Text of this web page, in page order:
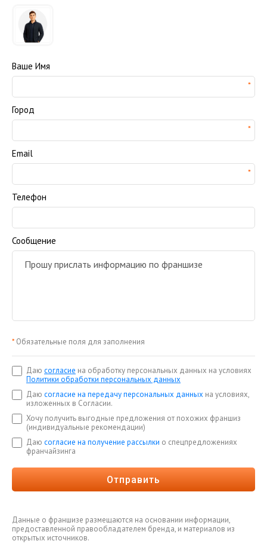
Ваше Имя
Город
Email
Телефон
Сообщение
* Обязательные поля для заполнения
Даю согласие на обработку персональных данных на условиях
Политики обработки персональных данных
Даю согласие на передачу персональных данных на условиях,
изложенных в Согласии.
Хочу получить выгодные предложения от похожих франшиз
(индивидуальные рекомендации)
Даю согласие на получение рассылки о спецпредложениях
франчайзинга
Отправить
Данные о франшизе размещаются на основании информации,
предоставленной правообладателем бренда, и материалов из
открытых источников.